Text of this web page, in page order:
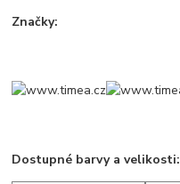
Značky:
Dostupné barvy a velikosti: